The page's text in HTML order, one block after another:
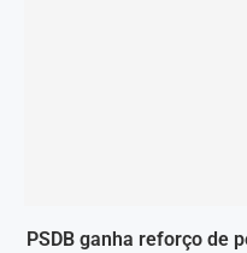
PSDB ganha reforço de